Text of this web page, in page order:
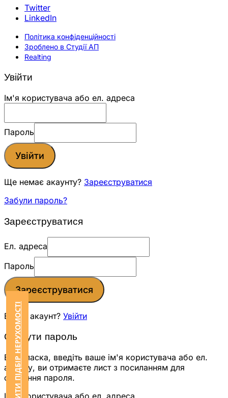
Twitter
LinkedIn
Політика конфіденційності
Зроблено в Студії АП
Realting
ЗАМОВИТИ ПІДБІР НЕРУХОМОСТІ
Увійти
Ім'я користувача або ел. адреса
Пароль
Увійти
Ще немає акаунту? Зареєструватися
Забули пароль?
Зареєструватися
Ел. адреса
Пароль
Зареєструватися
Вже є акаунт? Увійти
Скинути пароль
Будь ласка, введіть ваше ім'я користувача або ел.
адресу, ви отримаєте лист з посиланням для
скидання пароля.
Ім'я користувача або ел. адреса